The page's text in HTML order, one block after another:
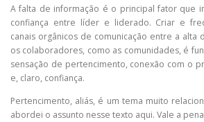
A falta de informação é o principal fator que
confiança entre líder e liderado. Criar e
canais orgânicos de comunicação entre a alta
os colaboradores, como as comunidades, é
sensação de pertencimento, conexão com o
e, claro, confiança.
Pertencimento, aliás, é um tema muito
abordei o assunto nesse texto aqui. Vale a